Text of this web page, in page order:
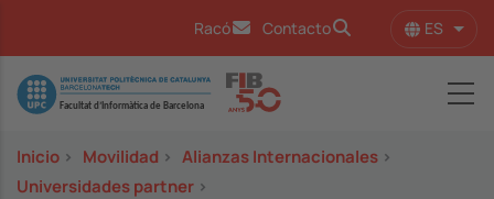
Racó Contacto ES
Image
Inicio > Movilidad > Alianzas Internacionales >
Universidades partner >